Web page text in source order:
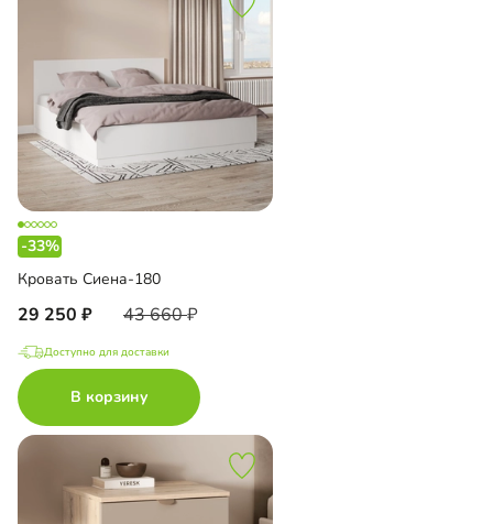
-33%
Кровать Сиена-180
29 250 43 660
Доступно для доставки
В корзину